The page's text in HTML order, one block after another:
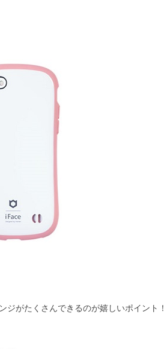
ジがたくさんできるのが嬉しいポイント！